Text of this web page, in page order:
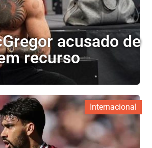
acusado de
recurso
Internacional